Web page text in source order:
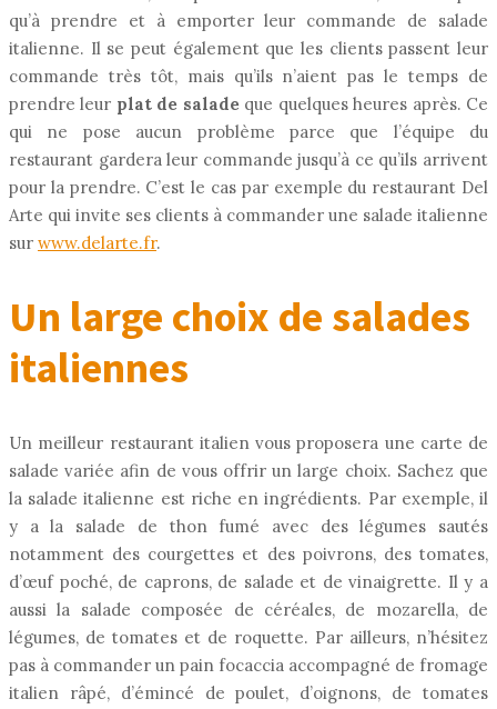
qu’à prendre et à emporter leur commande de salade
italienne. Il se peut également que les clients passent leur
commande très tôt, mais qu’ils n’aient pas le temps de
prendre leur plat de saladeque quelques heures après. Ce
qui ne pose aucun problème parce que l’équipe du
restaurant gardera leur commande jusqu’à ce qu’ils arrivent
pour la prendre. C’est le cas par exemple du restaurant Del
Arte qui invite ses clients à commander une salade italienne
sur www.delarte.fr.
Un large choix de salades
italiennes
Un meilleur restaurant italien vous proposera une carte de
salade variée afin de vous offrir un large choix. Sachez que
la salade italienne est riche en ingrédients. Par exemple, il
y a la salade de thon fumé avec des légumes sautés
notamment des courgettes et des poivrons, des tomates,
d’œuf poché, de caprons, de salade et de vinaigrette. Il y a
aussi la salade composée de céréales, de mozarella, de
légumes, de tomates et de roquette. Par ailleurs, n’hésitez
pas à commander un pain focaccia accompagné de fromage
italien râpé, d’émincé de poulet, d’oignons, de tomates